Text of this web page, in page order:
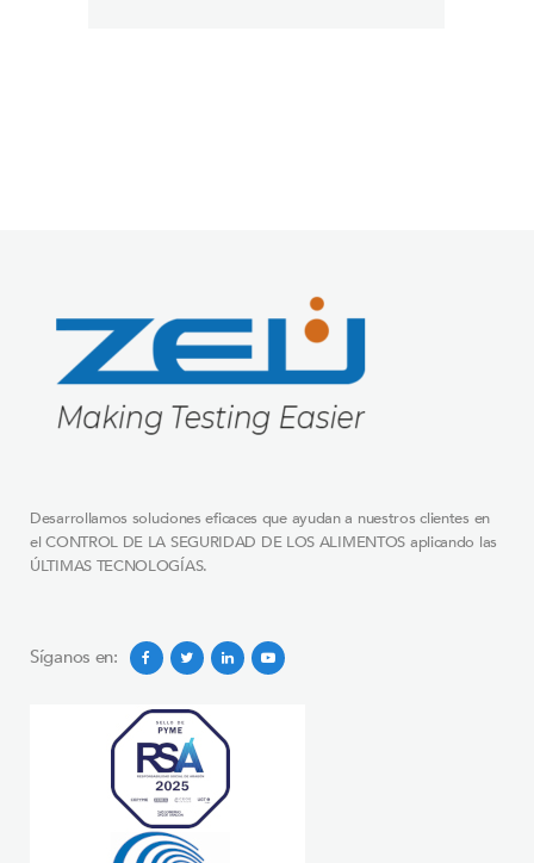
Desarrollamos soluciones eficaces que ayudan a nuestros clientes en
el CONTROL DE LA SEGURIDAD DE LOS ALIMENTOS aplicando las
ÚLTIMAS TECNOLOGÍAS.
Síganos en: